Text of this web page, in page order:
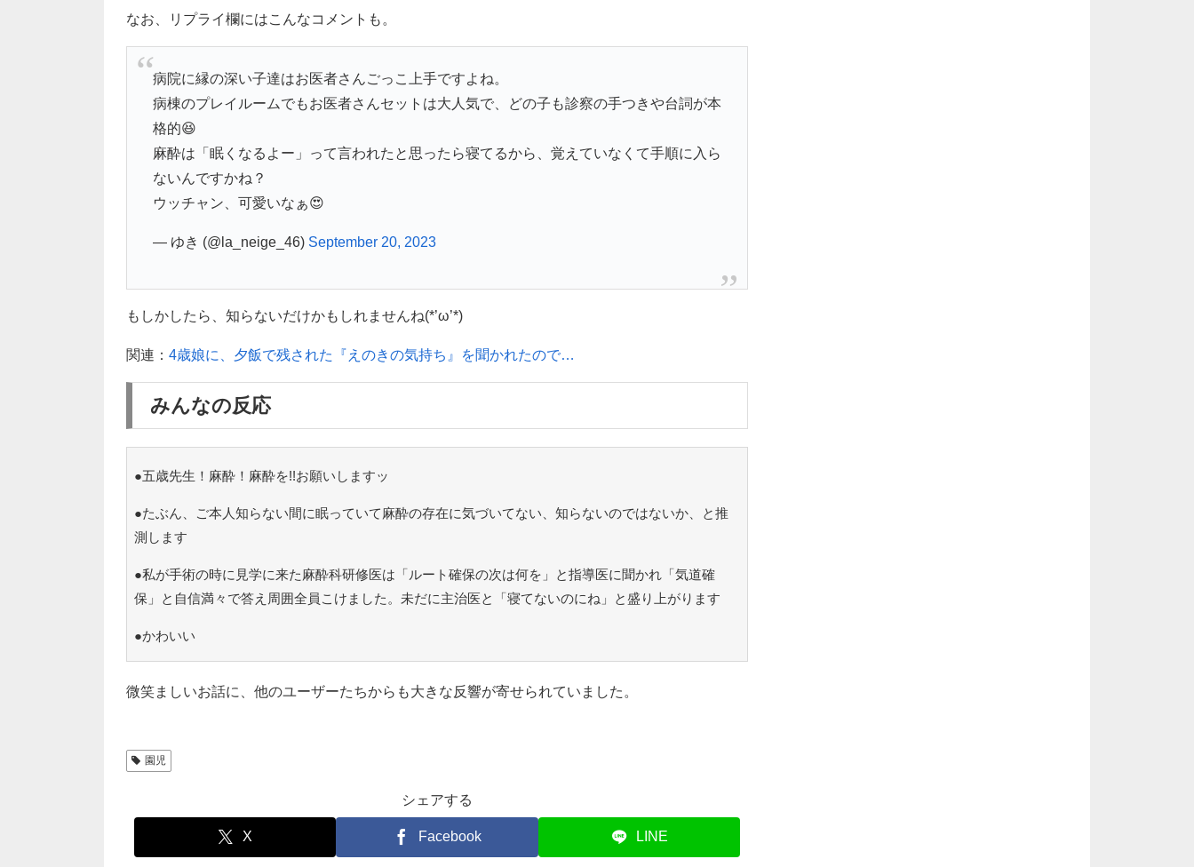
なお、リプライ欄にはこんなコメントも。
病院に縁の深い子達はお医者さんごっこ上手ですよね。
病棟のプレイルームでもお医者さんセットは大人気で、どの子も診察の手つきや台詞が本
格的😆
麻酔は「眠くなるよー」って言われたと思ったら寝てるから、覚えていなくて手順に入ら
ないんですかね？
ウッチャン、可愛いなぁ😍
— ゆき (@la_neige_46) September 20, 2023
もしかしたら、知らないだけかもしれませんね(*’ω’*)
関連： 4歳娘に、夕飯で残された『えのきの気持ち』を聞かれたので…
みんなの反応
●五歳先生！麻酔！麻酔を!!お願いしますッ
●たぶん、ご本人知らない間に眠っていて麻酔の存在に気づいてない、知らないのではないか、と推
測します
●私が手術の時に見学に来た麻酔科研修医は「ルート確保の次は何を」と指導医に聞かれ「気道確
保」と自信満々で答え周囲全員こけました。未だに主治医と「寝てないのにね」と盛り上がります
●かわいい
微笑ましいお話に、他のユーザーたちからも大きな反響が寄せられていました。
園児
シェアする
X Facebook LINE